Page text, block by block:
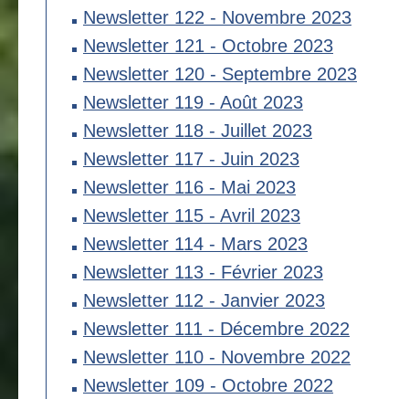
Newsletter 122 - Novembre 2023
Newsletter 121 - Octobre 2023
Newsletter 120 - Septembre 2023
Newsletter 119 - Août 2023
Newsletter 118 - Juillet 2023
Newsletter 117 - Juin 2023
Newsletter 116 - Mai 2023
Newsletter 115 - Avril 2023
Newsletter 114 - Mars 2023
Newsletter 113 - Février 2023
Newsletter 112 - Janvier 2023
Newsletter 111 - Décembre 2022
Newsletter 110 - Novembre 2022
Newsletter 109 - Octobre 2022